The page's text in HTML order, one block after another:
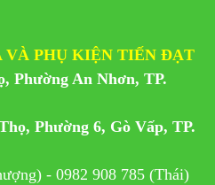
VÀ PHỤ KIỆN TIẾN ĐẠT
Phường An Nhơn, TP.
Phường 6, Gò Vấp, TP.
- 0982 908 785 (Thái)